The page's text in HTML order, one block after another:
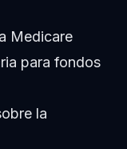
Medicare
para fondos
la